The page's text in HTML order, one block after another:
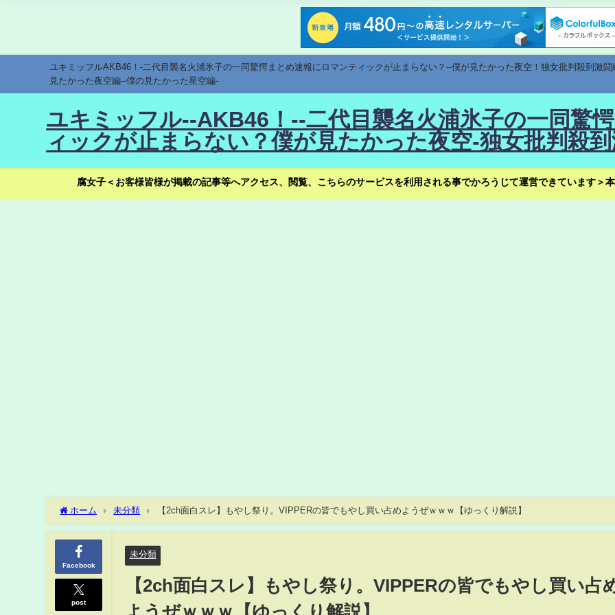
ユキミッフルAKB46！-二代目襲名火浦氷子の一同驚愕まとめ速報にロマンティックが止まらない？--僕が見たかった夜空！独女批判殺到激
見たかった夜空編--僕の見たかった星空編-
ユキミッフル--AKB46！--二代目襲名火浦氷子の一同驚
ィックが止まらない？僕が見たかった夜空-独女批判殺
腐女子＜お客様皆様が掲載の記事等へアクセス、閲覧、こちらのサービスを利用される事でかろうじて運営できています＞
ホーム 未分類 【2ch面白スレ】もやし祭り。VIPPERの皆でもやし買い占めようぜｗｗｗ【ゆっくり解説】
Facebook
post
未分類
【2ch面白スレ】もやし祭り。VIPPERの皆でもやし買い占
ようぜｗｗｗ【ゆっくり解説】